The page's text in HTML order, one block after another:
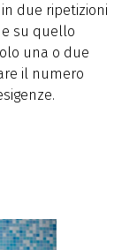
due ripetizioni
su quello
una o due
il numero